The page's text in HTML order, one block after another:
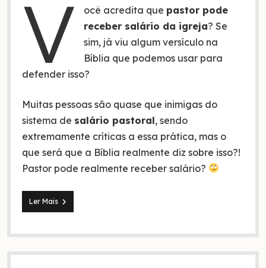
V ocê acredita que pastor pode
receber salário da igreja? Se
sim, já viu algum versículo na
Bíblia que podemos usar para
defender isso?
Muitas pessoas são quase que inimigas do
sistema de salário pastoral, sendo
extremamente críticas a essa prática, mas o
que será que a Bíblia realmente diz sobre isso?!
Pastor pode realmente receber salário?
Ler MaisVersículos
que
que
pastor